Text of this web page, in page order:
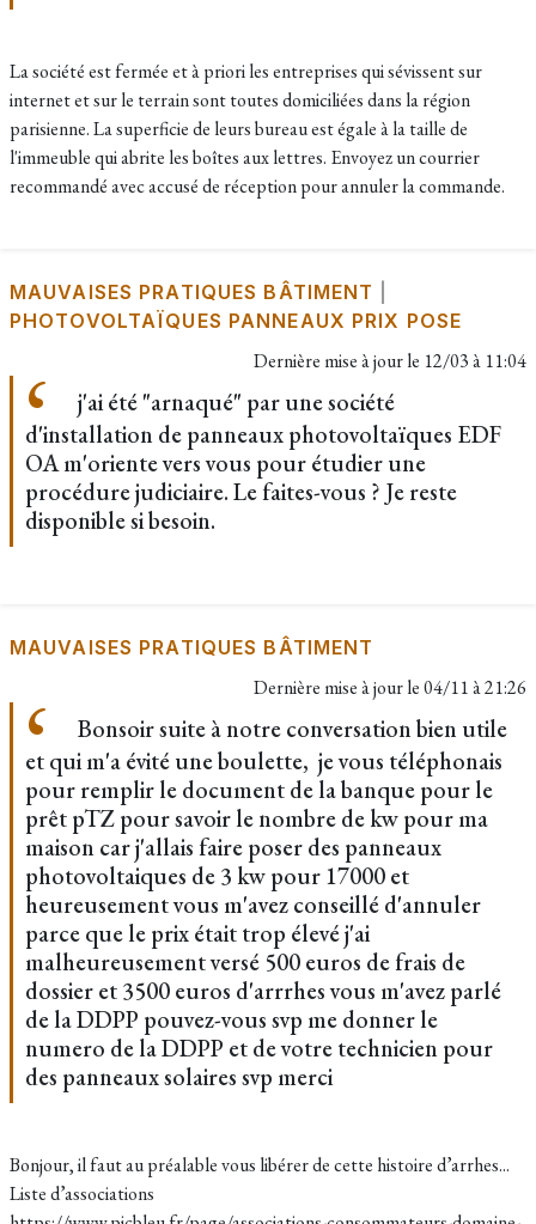
La société est fermée et à priori les entreprises qui sévissent sur
internet et sur le terrain sont toutes domiciliées dans la région
parisienne. La superficie de leurs bureau est égale à la taille de
l'immeuble qui abrite les boîtes aux lettres. Envoyez un courrier
recommandé avec accusé de réception pour annuler la commande.
MAUVAISES PRATIQUES BÂTIMENT
PHOTOVOLTAÏQUES PANNEAUX PRIX POSE
Dernière mise à jour le 12/03 à 11:04
j'ai été "arnaqué" par une société
d'installation de panneaux photovoltaïques EDF
OA m'oriente vers vous pour étudier une
procédure judiciaire. Le faites-vous ? Je reste
disponible si besoin.
MAUVAISES PRATIQUES BÂTIMENT
Dernière mise à jour le04/11 à 21:26
Bonsoir suite à notre conversation bien utile
et qui m'a évité une boulette, je vous téléphonais
pour remplir le document de la banque pour le
prêt pTZ pour savoir le nombre de kw pour ma
maison car j'allais faire poser des panneaux
photovoltaiques de 3 kw pour 17000 et
heureusement vous m'avez conseillé d'annuler
parce que le prix était trop élevé j'ai
malheureusement versé 500 euros de frais de
dossier et 3500 euros d'arrrhes vous m'avez parlé
de la DDPP pouvez-vous svp me donner le
numero de la DDPP et de votre technicien pour
des panneaux solaires svp merci
Bonjour, il faut au préalable vous libérer de cette histoire d’arrhes...
Liste d’associations